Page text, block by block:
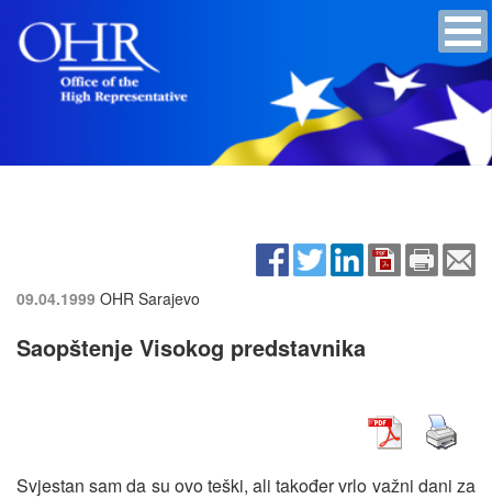
09.04.1999 OHR Sarajevo
Saopštenje Visokog predstavnika
Svjestan sam da su ovo teški, ali također vrlo važni dani za